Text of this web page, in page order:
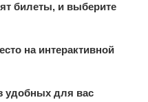
билеты, и выберите
на интерактивной
удобных для вас